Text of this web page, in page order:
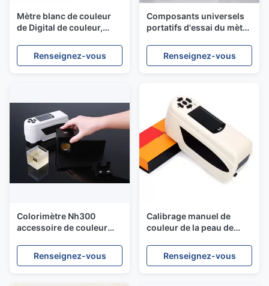
Mètre blanc de couleur
de Digital de couleur,
portatif de couleur
Renseignez-vous
Composants universels
portatifs d'essai du mètre
de couleur pour la
poudre liquide
Renseignez-vous
Colorimètre Nh300
accessoire de couleur
différence de mètre de
composants universels
Renseignez-vous
Calibrage manuel de
couleur de la peau de
mètre NR200 avec le
logiciel de PC
Renseignez-vous